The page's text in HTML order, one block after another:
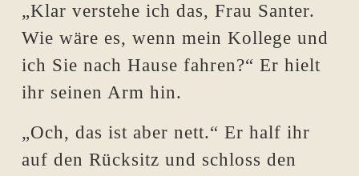
„Klar verstehe ich das, Frau Santer.
Wie wäre es, wenn mein Kollege und
ich Sie nach Hause fahren?“ Er hielt
ihr seinen Arm hin.
„Och, das ist aber nett.“ Er half ihr
auf den Rücksitz und schloss den